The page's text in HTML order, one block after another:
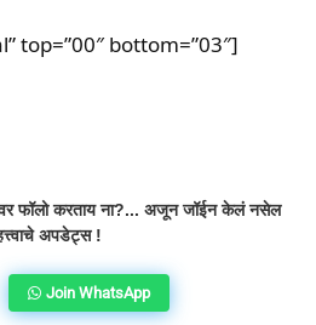
top=”00″ bottom=”03″]
फॉलो करताय ना?... अजून जॉईन केलं नसेल
अपडेट्स !
Join WhatsApp